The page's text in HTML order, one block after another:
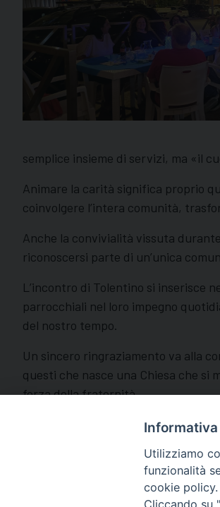
semplice insieme di servizi, ma «il
Animare la carità significa proprio
coinvolgere l’intera comunità,
Anche la convivialità vissuta
riconoscersi parte di un’unica
L’incontro di Tolentino si inserisce
parrocchiali nel loro impegno
del nostro tempo.
Un sincero ringraziamento va alla
questi che nasce una Chiesa che
forza della fraternità.
Informativa
Utilizziamo
funzionalità
cookie policy.